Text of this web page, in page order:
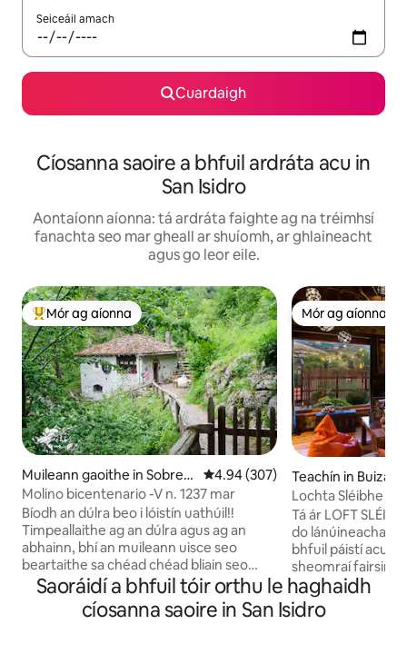
Seiceáil amach
Cuardaigh
Cíosanna saoire a bhfuil ardráta acu in
San Isidro
Aontaíonn aíonna: tá ardráta faighte ag na tréimhsí
fanachta seo mar gheall ar shuíomh, ar ghlaineacht
agus go leor eile.
An-mhór ag aíonna
Mór ag aíonna
Muileann gaoithe in Sobref
oz
Meánrátáil 4.94 as 5, 307
4.94 (307)
Molino bicentenario -V n. 1237 mar
Bíodh an dúlra beo i lóistín uathúil!!
Timpeallaithe ag an dúlra agus ag an
abhainn, bhí an muileann uisce seo
beartaithe sa chéad chéad bliain seo
caite chun arbhar Indiach a mheilt. Is
teach é ina bhfuil compord nua-
aimseartha ach gan an t-atmaisféar
Mór ag aíonna
Mór ag aíonna
Teachín in Buiza
Lochta Sléibhe
Tá ár LOFT
do lánúineacha
bhfuil páistí acu.
sheomraí
radhairc iontacha
léir. - Seomra suí ina bhfuil teallach agus
radhairc
Saoráidí a bhfuil tóir orthu le haghaidh
cíosanna saoire in San Isidro